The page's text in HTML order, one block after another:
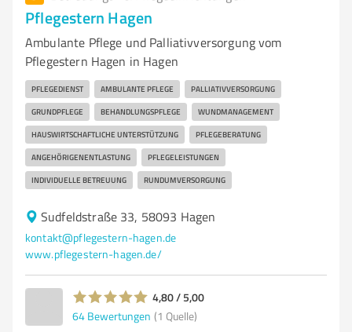
Pflegestern Hagen
Ambulante Pflege und Palliativversorgung vom
Pflegestern Hagen in Hagen
PFLEGEDIENST AMBULANTE PFLEGE PALLIATIVVERSORGUNG
GRUNDPFLEGE BEHANDLUNGSPFLEGE WUNDMANAGEMENT
HAUSWIRTSCHAFTLICHE UNTERSTÜTZUNG PFLEGEBERATUNG
ANGEHÖRIGENENTLASTUNG PFLEGELEISTUNGEN
INDIVIDUELLE BETREUUNG RUNDUMVERSORGUNG
Sudfeldstraße 33, 58093 Hagen
kontakt@pflegestern-hagen.de
www.pflegestern-hagen.de/
4,80 / 5,00
64 Bewertungen (1 Quelle)